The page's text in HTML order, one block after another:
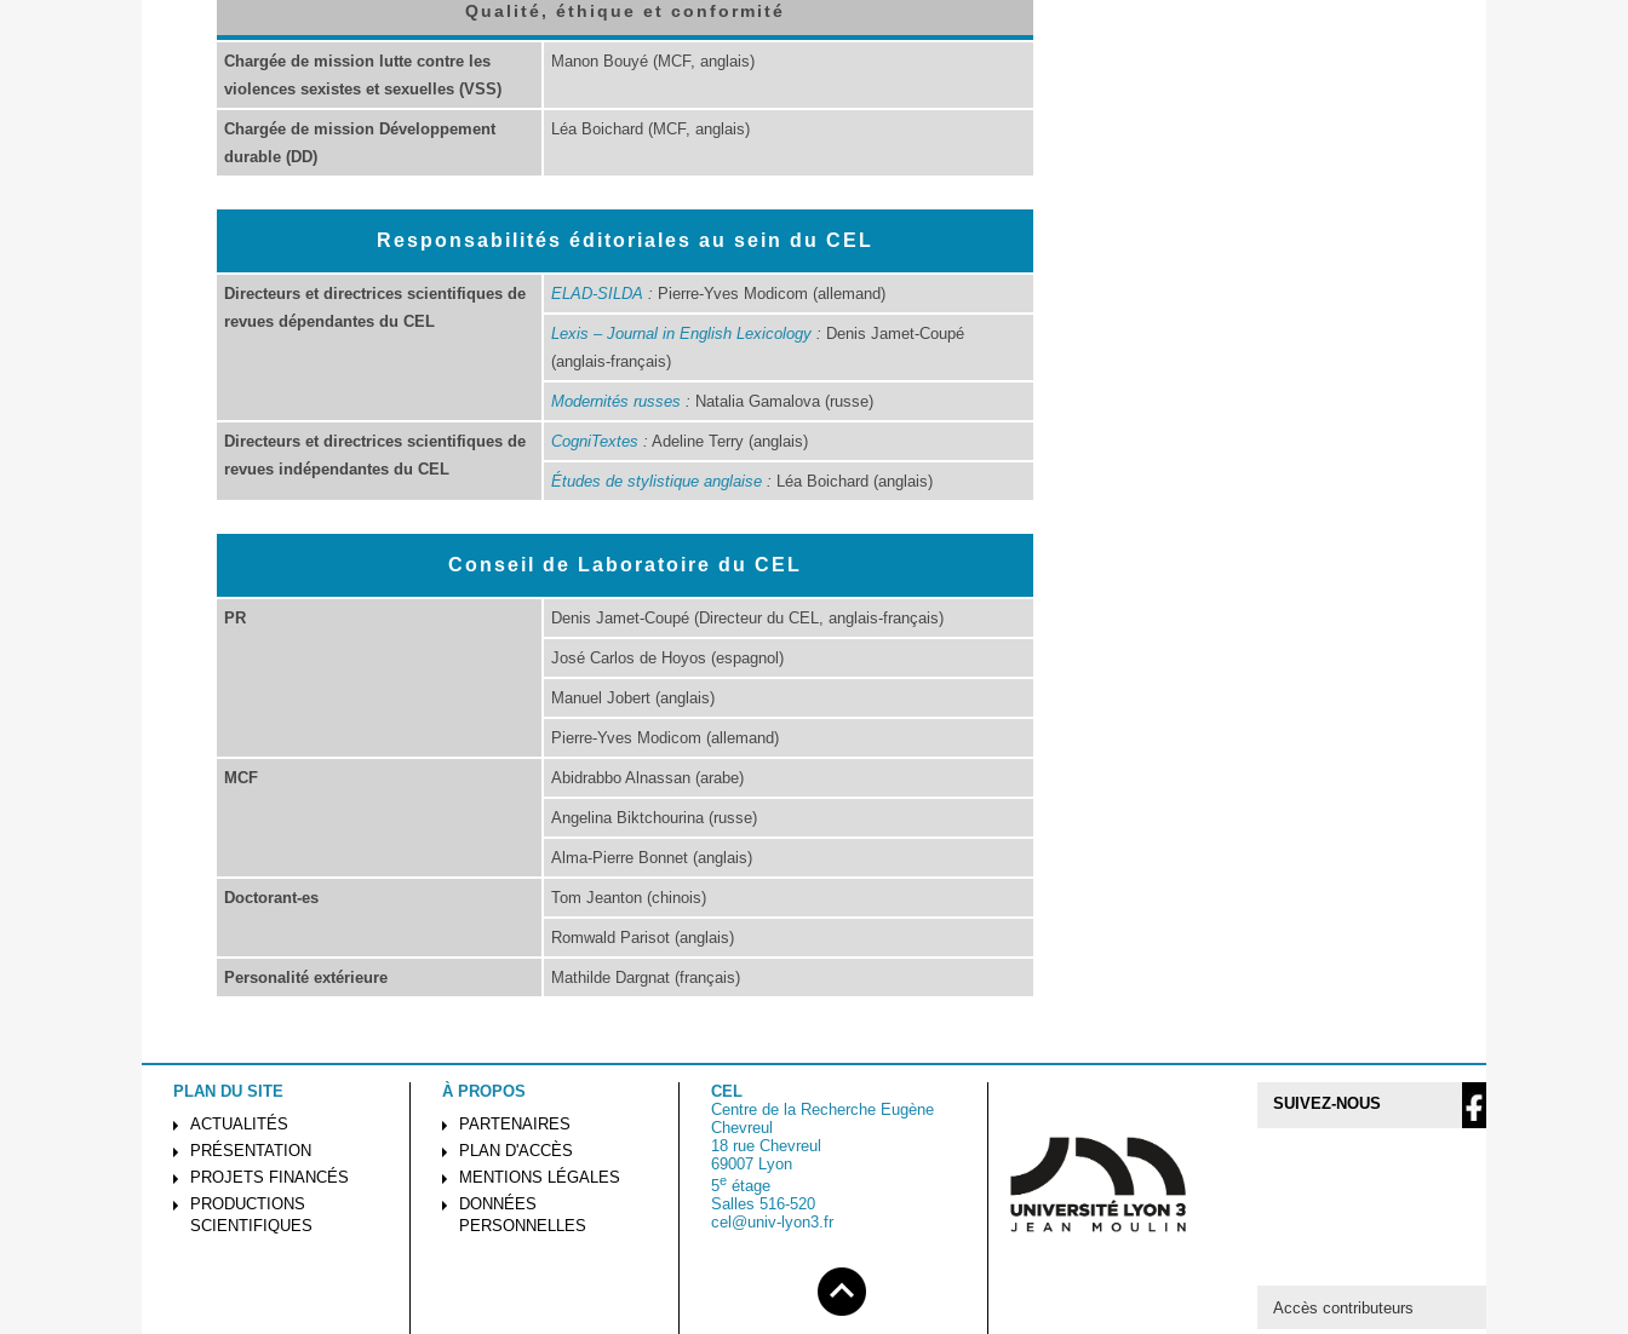
Qualité, éthique et conformité
Chargée de mission lutte contre les
violences sexistes et sexuelles (VSS)
Manon Bouyé (MCF, anglais)
Chargée de mission Développement
durable (DD)
Léa Boichard (MCF, anglais)
Responsabilités éditoriales au sein du CEL
Directeurs et directrices scientifiques de
revues dépendantes du CEL
ELAD-SILDA : Pierre-Yves Modicom (allemand)
Lexis – Journal in English Lexicology : Denis Jamet-Coupé
(anglais-français)
Modernités russes : Natalia Gamalova (russe)
Directeurs et directrices scientifiques de
revues indépendantes du CEL
CogniTextes : Adeline Terry (anglais)
Études de stylistique anglaise : Léa Boichard (anglais)
Conseil de Laboratoire du CEL
PR Denis Jamet-Coupé (Directeur du CEL, anglais-français)
José Carlos de Hoyos (espagnol)
Manuel Jobert (anglais)
Pierre-Yves Modicom (allemand)
MCF Abidrabbo Alnassan (arabe)
Angelina Biktchourina (russe)
Alma-Pierre Bonnet (anglais)
Doctorant-es Tom Jeanton (chinois)
Romwald Parisot (anglais)
Personalité extérieure Mathilde Dargnat (français)
PLAN DU SITE
ACTUALITÉS
PRÉSENTATION
PROJETS FINANCÉS
PRODUCTIONS
SCIENTIFIQUES
À PROPOS
PARTENAIRES
PLAN D'ACCÈS
MENTIONS LÉGALES
DONNÉES
PERSONNELLES
CEL
Centre de la Recherche Eugène
Chevreul
18 rue Chevreul
69007 Lyon
5e étage
Salles 516-520
cel@univ-lyon3.fr
SUIVEZ-NOUS
Accès contributeurs